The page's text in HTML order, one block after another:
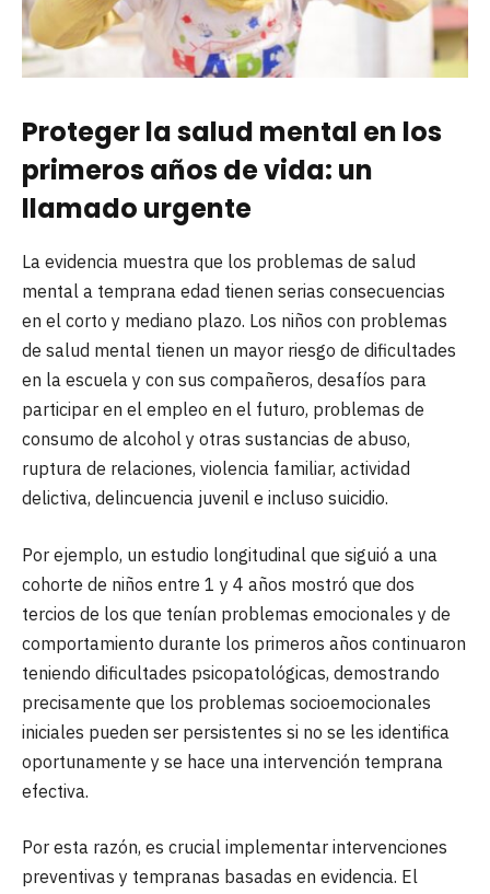
Proteger la salud mental en los
primeros años de vida: un
llamado urgente
La evidencia muestra que los problemas de salud
mental a temprana edad tienen serias consecuencias
en el corto y mediano plazo. Los niños con problemas
de salud mental tienen un mayor riesgo de dificultades
en la escuela y con sus compañeros, desafíos para
participar en el empleo en el futuro, problemas de
consumo de alcohol y otras sustancias de abuso,
ruptura de relaciones, violencia familiar, actividad
delictiva, delincuencia juvenil e incluso suicidio.
Por ejemplo, un estudio longitudinal que siguió a una
cohorte de niños entre 1 y 4 años mostró que dos
tercios de los que tenían problemas emocionales y de
comportamiento durante los primeros años continuaron
teniendo dificultades psicopatológicas, demostrando
precisamente que los problemas socioemocionales
iniciales pueden ser persistentes si no se les identifica
oportunamente y se hace una intervención temprana
efectiva.
Por esta razón, es crucial implementar intervenciones
preventivas y tempranas basadas en evidencia. El